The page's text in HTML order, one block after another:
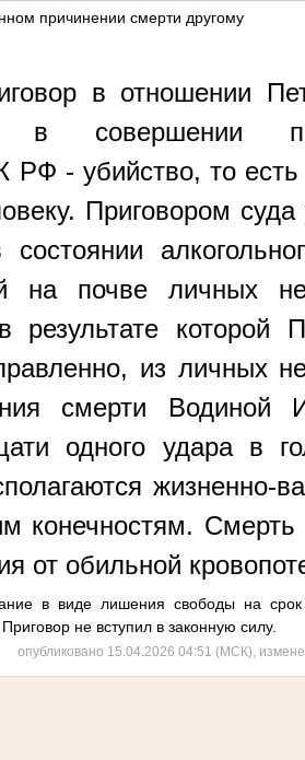
причинении смерти другому
в отношении
совершении
РФ - убийство, то
Приговором суда
на почве личных
которой
из личных
смерти Водиной
одного удара в
жизненно-
конечностям. Смерть
от обильной
в виде лишения свободы на
Приговор не вступил в законную силу.
опубликовано 15.04.2026 04:51 (МСК),